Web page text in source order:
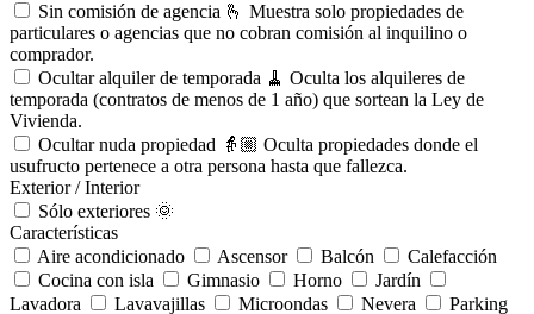
Sin comisión de agencia 🫰 Muestra solo propiedades de
particulares o agencias que no cobran comisión al inquilino o
comprador.
Ocultar alquiler de temporada 🧹 Oculta los alquileres de
temporada (contratos de menos de 1 año) que sortean la Ley de
Vivienda.
Ocultar nuda propiedad 👵🏼 Oculta propiedades donde el
usufructo pertenece a otra persona hasta que fallezca.
Exterior / Interior
Sólo exteriores 🌞
Características
Aire acondicionado
Ascensor Balcón
Calefacción
Cocina con isla
Gimnasio Horno
Jardín
Lavadora
Lavavajillas Microondas Nevera
Parking